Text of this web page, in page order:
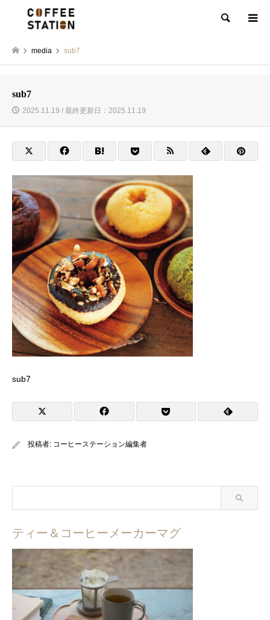
検索
media sub7
sub7
2025.11.19 / 最終更新日：2025.11.19
sub7
投稿者: コーヒーステーション編集者
ティー＆コーヒーメーカーマグ